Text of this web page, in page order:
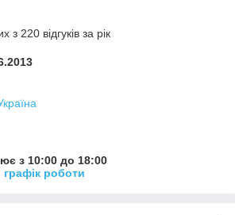
з 220 відгуків за рік
з 10:00 до 18:00
роботи